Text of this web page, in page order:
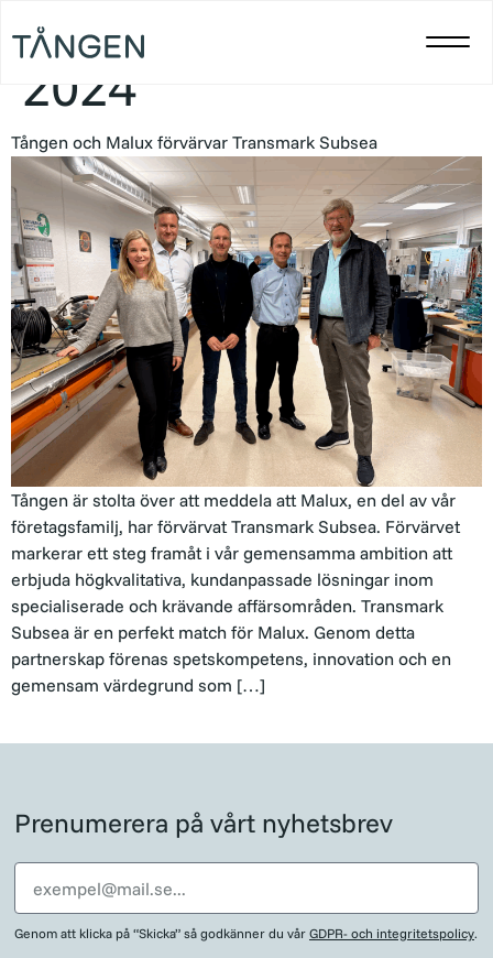
Dag: 17 december
2024
Tången och Malux förvärvar Transmark Subsea
Tången är stolta över att meddela att Malux, en del av vår
företagsfamilj, har förvärvat Transmark Subsea. Förvärvet
markerar ett steg framåt i vår gemensamma ambition att
erbjuda högkvalitativa, kundanpassade lösningar inom
specialiserade och krävande affärsområden. Transmark
Subsea är en perfekt match för Malux. Genom detta
partnerskap förenas spetskompetens, innovation och en
gemensam värdegrund som […]
Genom att klicka på “Skicka” så godkänner du vår GDPR- och integritetspolicy.
Prenumerera på vårt nyhetsbrev